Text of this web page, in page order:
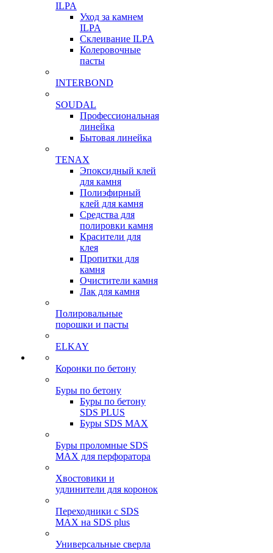
ILPA
Уход за камнем
ILPA
Склеивание ILPA
Колеровочные
пасты
INTERBOND
SOUDAL
Профессиональная
линейка
Бытовая линейка
TENAX
Эпоксидный клей
для камня
Полиэфирный
клей для камня
Средства для
полировки камня
Красители для
клея
Пропитки для
камня
Очистители камня
Лак для камня
Полировальные
порошки и пасты
ELKAY
Коронки по бетону
Буры по бетону
Буры по бетону
SDS PLUS
Буры SDS MAX
Буры проломные SDS
MAX для перфоратора
Хвостовики и
удлинители для коронок
Переходники с SDS
MAX на SDS plus
Универсальные сверла